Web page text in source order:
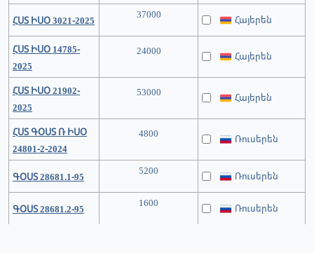
ՀՍՏ ԻՍՕ 3021-2025 37000 Հայերեն
ՀՍՏ ԻՍՕ 14785-
2025
24000 Հայերեն
ՀՍՏ ԻՍՕ 21902-
2025
53000 Հայերեն
ՀՍՏ ԳՕՍՏ Ռ ԻՍՕ
24801-2-2024
4800 Ռուսերեն
ԳՕՍՏ 28681.1-95 5200 Ռուսերեն
ԳՕՍՏ 28681.2-95 1600 Ռուսերեն